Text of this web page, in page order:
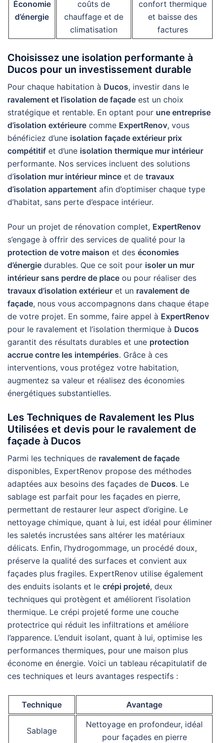
Économie
d’énergie
coûts de
chauffage et de
climatisation
confort thermique
et baisse des
factures
Choisissez une isolation performante à
Ducos pour un investissement durable
Pour chaque habitation à Ducos, investir dans le
ravalement et l’isolation de façade est un choix
stratégique et rentable. En optant pour une entreprise
d’isolation extérieure comme ExpertRenov, vous
bénéficiez d’une isolation façade extérieur prix
compétitif et d’une isolation thermique mur intérieur
performante. Nos services incluent des solutions
d’isolation mur intérieur mince et de travaux
d’isolation appartement afin d’optimiser chaque type
d’habitat, sans perte d’espace intérieur.
Pour un projet de rénovation complet, ExpertRenov
s’engage à offrir des services de qualité pour la
protection de votre maison et des économies
d’énergie durables. Que ce soit pour isoler un mur
intérieur sans perdre de place ou pour réaliser des
travaux d’isolation extérieur et un ravalement de
façade, nous vous accompagnons dans chaque étape
de votre projet. En somme, faire appel à ExpertRenov
pour le ravalement et l’isolation thermique à Ducos
garantit des résultats durables et une protection
accrue contre les intempéries. Grâce à ces
interventions, vous protégez votre habitation,
augmentez sa valeur et réalisez des économies
énergétiques substantielles.
Les Techniques de Ravalement les Plus
Utilisées et devis pour le ravalement de
façade à Ducos
Parmi les techniques de ravalement de façade
disponibles, ExpertRenov propose des méthodes
adaptées aux besoins des façades de Ducos. Le
sablage est parfait pour les façades en pierre,
permettant de restaurer leur aspect d’origine. Le
nettoyage chimique, quant à lui, est idéal pour éliminer
les saletés incrustées sans altérer les matériaux
délicats. Enfin, l’hydrogommage, un procédé doux,
préserve la qualité des surfaces et convient aux
façades plus fragiles. ExpertRenov utilise également
des enduits isolants et le crépi projeté, deux
techniques qui protègent et améliorent l’isolation
thermique. Le crépi projeté forme une couche
protectrice qui réduit les infiltrations et améliore
l’apparence. L’enduit isolant, quant à lui, optimise les
performances thermiques, pour une maison plus
économe en énergie. Voici un tableau récapitulatif de
ces techniques et leurs avantages respectifs :
Technique Avantage
Sablage
Nettoyage en profondeur, idéal
pour façades en pierre